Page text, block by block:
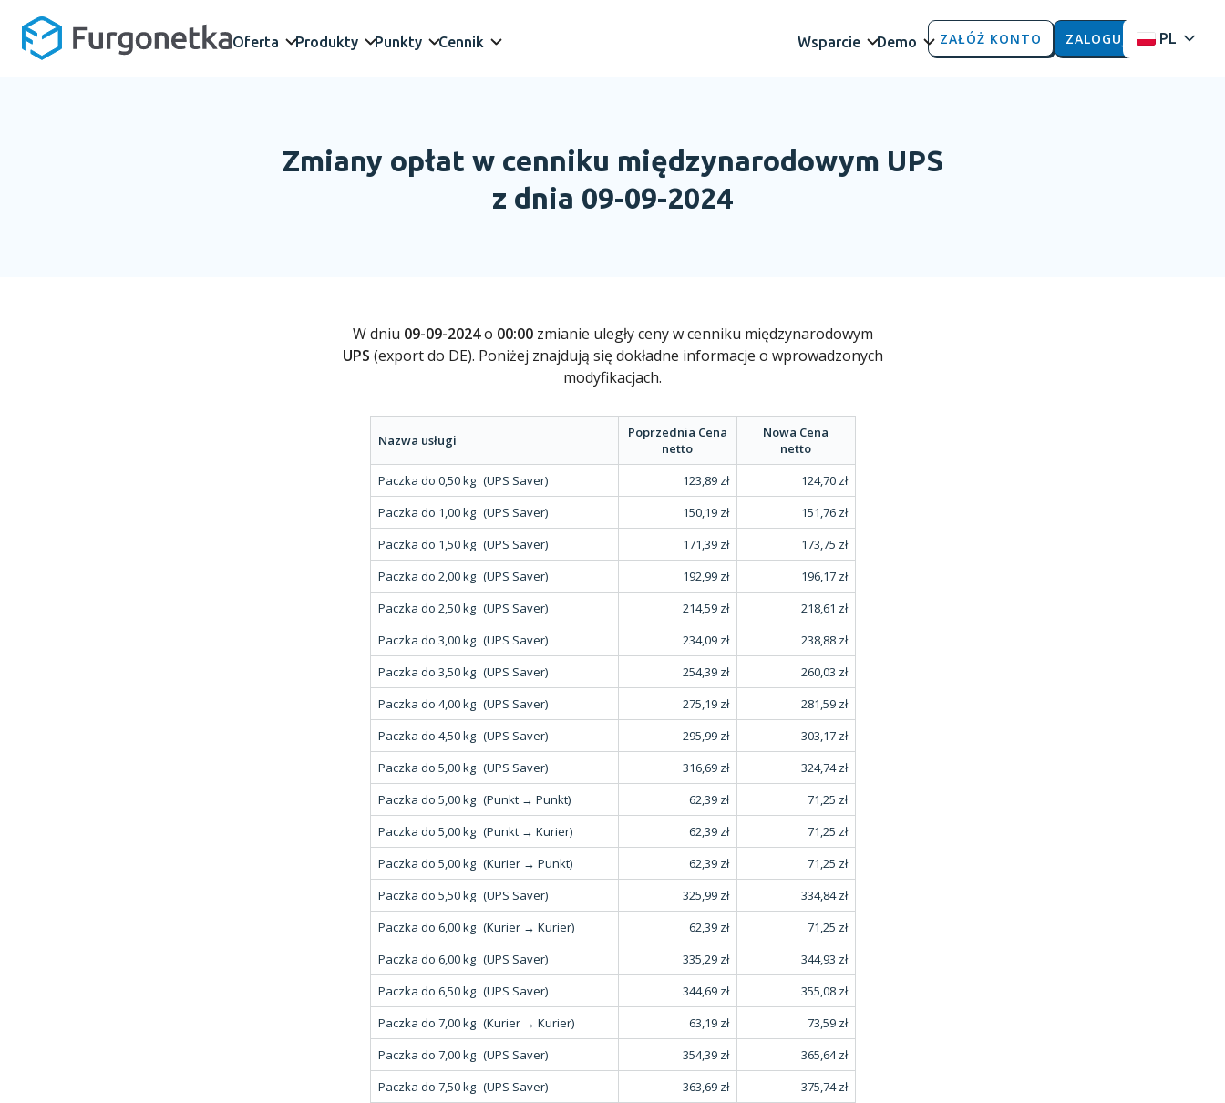
Oferta Produkty Punkty Cennik Wsparcie Demo ZAŁÓŻ KONTO ZALOGUJ PL
Zmiany opłat w cenniku międzynarodowym UPS
z dnia 09-09-2024
W dniu 09-09-2024o 00:00zmianie uległy ceny w cenniku międzynarodowym
UPS (export do DE). Poniżej znajdują się dokładne informacje o wprowadzonych
modyfikacjach.
Nazwa usługi
Poprzednia Cena
netto
Nowa Cena
netto
Paczka do 0,50 kg (UPS Saver) 123,89 zł
124,70 zł
Paczka do 1,00 kg (UPS Saver) 150,19 zł
151,76 zł
Paczka do 1,50 kg (UPS Saver) 171,39 zł
173,75 zł
Paczka do 2,00 kg (UPS Saver) 192,99 zł
196,17 zł
Paczka do 2,50 kg (UPS Saver) 214,59 zł
218,61 zł
Paczka do 3,00 kg (UPS Saver) 234,09 zł
238,88 zł
Paczka do 3,50 kg (UPS Saver) 254,39 zł
260,03 zł
Paczka do 4,00 kg (UPS Saver) 275,19 zł
281,59 zł
Paczka do 4,50 kg (UPS Saver) 295,99 zł
303,17 zł
Paczka do 5,00 kg (UPS Saver) 316,69 zł
324,74 zł
Paczka do 5,00 kg (Punkt → Punkt) 62,39 zł
71,25 zł
Paczka do 5,00 kg (Punkt → Kurier) 62,39 zł
71,25 zł
Paczka do 5,00 kg (Kurier → Punkt) 62,39 zł
71,25 zł
Paczka do 5,50 kg (UPS Saver) 325,99 zł
334,84 zł
Paczka do 6,00 kg (Kurier → Kurier) 62,39 zł
71,25 zł
Paczka do 6,00 kg (UPS Saver) 335,29 zł
344,93 zł
Paczka do 6,50 kg (UPS Saver) 344,69 zł
355,08 zł
Paczka do 7,00 kg (Kurier → Kurier) 63,19 zł
73,59 zł
Paczka do 7,00 kg (UPS Saver) 354,39 zł
365,64 zł
Paczka do 7,50 kg (UPS Saver) 363,69 zł
375,74 zł